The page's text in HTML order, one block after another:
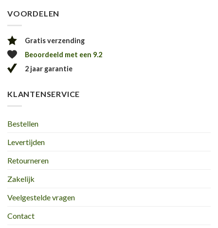
VOORDELEN
Gratis verzending
Beoordeeld met een 9.2
2 jaar garantie
KLANTENSERVICE
Bestellen
Levertijden
Retourneren
Zakelijk
Veelgestelde vragen
Contact